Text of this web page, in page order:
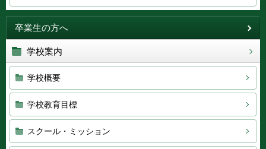
卒業生の方へ
学校案内
学校概要
学校教育目標
スクール・ミッション